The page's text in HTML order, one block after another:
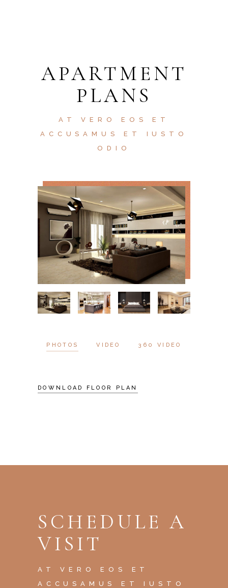
APARTMENT
PLANS
AT VERO EOS ET
ACCUSAMUS ET IUSTO
ODIO
PHOTOS VIDEO 360 VIDEO
DOWNLOAD FLOOR PLAN
SCHEDULE A
VISIT
AT VERO EOS ET
ACCUSAMUS ET IUSTO